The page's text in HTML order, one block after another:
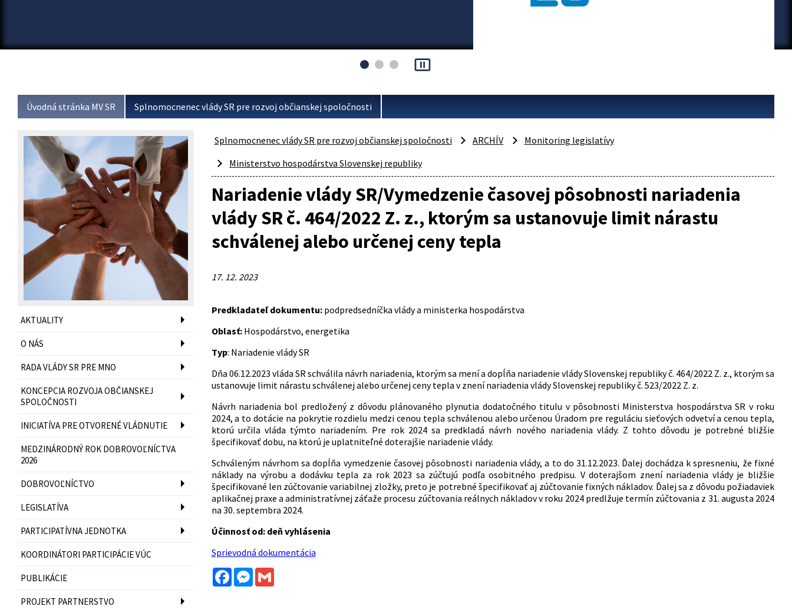
pause_presentation
Úvodná stránka MV SR Splnomocnenec vlády SR pre rozvoj občianskej spoločnosti
AKTUALITY
O NÁS
RADA VLÁDY SR PRE MNO
KONCEPCIA ROZVOJA OBČIANSKEJ
SPOLOČNOSTI
INICIATÍVA PRE OTVORENÉ VLÁDNUTIE
MEDZINÁRODNÝ ROK DOBROVOĽNÍCTVA
2026
DOBROVOĽNÍCTVO
LEGISLATÍVA
PARTICIPATÍVNA JEDNOTKA
KOORDINÁTORI PARTICIPÁCIE VÚC
PUBLIKÁCIE
PROJEKT PARTNERSTVO
Splnomocnenec vlády SR pre rozvoj občianskej spoločnosti ARCHÍV
Monitoring legislatívy
Ministerstvo hospodárstva Slovenskej republiky
Nariadenie vlády SR/Vymedzenie časovej pôsobnosti nariadenia
vlády SR č. 464/2022 Z. z., ktorým sa ustanovuje limit nárastu
schválenej alebo určenej ceny tepla
17. 12. 2023
Predkladateľ dokumentu:podpredsedníčka vlády a ministerka hospodárstva
Oblasť: Hospodárstvo, energetika
Typ: Nariadenie vlády SR
Dňa 06.12.2023 vláda SR schválila návrh nariadenia, ktorým sa mení a dopĺňa nariadenie vlády Slovenskej republiky č. 464/2022 Z. z., ktorým sa
ustanovuje limit nárastu schválenej alebo určenej ceny tepla v znení nariadenia vlády Slovenskej republiky č. 523/2022 Z. z.
Návrh nariadenia bol predložený z dôvodu plánovaného plynutia dodatočného titulu v pôsobnosti Ministerstva hospodárstva SR v roku
2024, a to dotácie na pokrytie rozdielu medzi cenou tepla schválenou alebo určenou Úradom pre reguláciu sieťových odvetví a cenou tepla,
ktorú určila vláda týmto nariadením. Pre rok 2024 sa predkladá návrh nového nariadenia vlády. Z tohto dôvodu je potrebné bližšie
špecifikovať dobu, na ktorú je uplatniteľné doterajšie nariadenie vlády.
Schváleným návrhom sa dopĺňa vymedzenie časovej pôsobnosti nariadenia vlády, a to do 31.12.2023. Ďalej dochádza k spresneniu, že fixné
náklady na výrobu a dodávku tepla za rok 2023 sa zúčtujú podľa osobitného predpisu. V doterajšom znení nariadenia vlády je bližšie
špecifikované len zúčtovanie variabilnej zložky, preto je potrebné špecifikovať aj zúčtovanie fixných nákladov. Ďalej sa z dôvodu požiadaviek
aplikačnej praxe a administratívnej záťaže procesu zúčtovania reálnych nákladov v roku 2024 predlžuje termín zúčtovania z 31. augusta 2024
na 30. septembra 2024.
Účinnosť od: deň vyhlásenia
Sprievodná dokumentácia
FacebookMessenger
Gmail